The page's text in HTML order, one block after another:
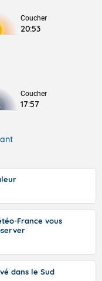
Coucher
20:53
Coucher
17:57
France vous
dans le Sud